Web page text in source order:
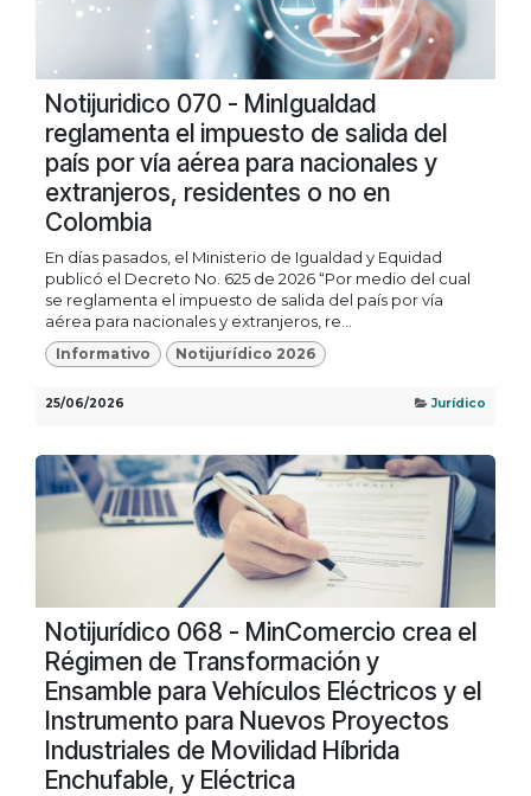
Notijuridico 070 - MinIgualdad
reglamenta el impuesto de salida del
país por vía aérea para nacionales y
extranjeros, residentes o no en
Colombia
En días pasados, el Ministerio de Igualdad y Equidad
publicó el Decreto No. 625 de 2026 “Por medio del cual
se reglamenta el impuesto de salida del país por vía
aérea para nacionales y extranjeros, re...
Informativo Notijurídico 2026
25/06/2026 Jurídico
Notijurídico 068 - MinComercio crea el
Régimen de Transformación y
Ensamble para Vehículos Eléctricos y el
Instrumento para Nuevos Proyectos
Industriales de Movilidad Híbrida
Enchufable, y Eléctrica